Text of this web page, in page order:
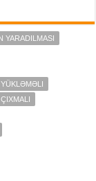
YARADILMASI